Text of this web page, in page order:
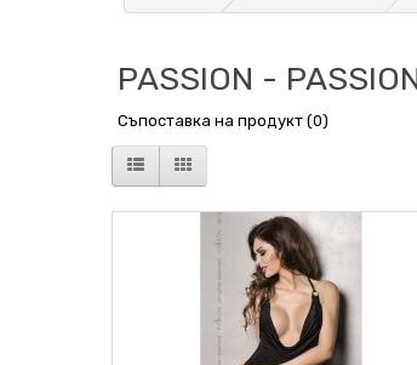
PASSION -
Съпоставка на продукт (0)